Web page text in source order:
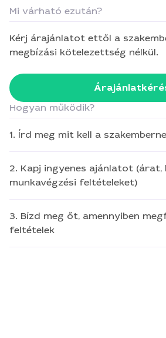
Mi várható ezután?
Kérj árajánlatot ettől a
megbízási kötelezettség nélkül.
Hogyan működik?
1. Írd meg mit kell a
2. Kapj ingyenes ajánlatot
munkavégzési feltételeket)
3. Bízd meg őt, amennyiben
feltételek